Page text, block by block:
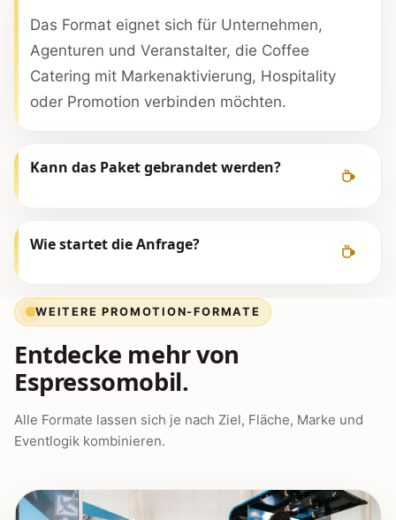
Das Format eignet sich für Unternehmen,
Agenturen und Veranstalter, die Coffee
Catering mit Markenaktivierung, Hospitality
oder Promotion verbinden möchten.
Kann das Paket gebrandet werden?
Wie startet die Anfrage?
WEITERE PROMOTION-FORMATE
Entdecke mehr von
Espressomobil.
Alle Formate lassen sich je nach Ziel, Fläche, Marke und
Eventlogik kombinieren.